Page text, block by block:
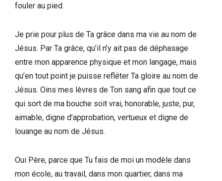
fouler au pied.
Je prie pour plus de Ta grâce dans ma vie au nom de
Jésus. Par Ta grâce, qu’il n’y ait pas de déphasage
entre mon apparence physique et mon langage, mais
qu’en tout point je puisse refléter Ta gloire au nom de
Jésus. Oins mes lèvres de Ton sang afin que tout ce
qui sort de ma bouche soit vrai, honorable, juste, pur,
aimable, digne d’approbation, vertueux et digne de
louange au nom de Jésus.
Oui Père, parce que Tu fais de moi un modèle dans
mon école, au travail, dans mon quartier, dans ma